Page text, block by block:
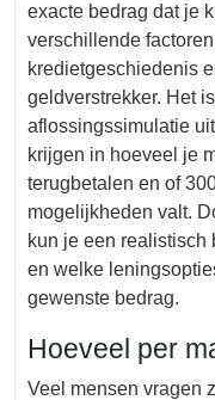
exacte bedrag dat je
verschillende
kredietgeschiedenis
geldverstrekker. Het
aflossingssimulatie
krijgen in hoeveel je
terugbetalen en of
mogelijkheden valt.
kun je een
en welke
gewenste bedrag.
Hoeveel per
Veel mensen vragen